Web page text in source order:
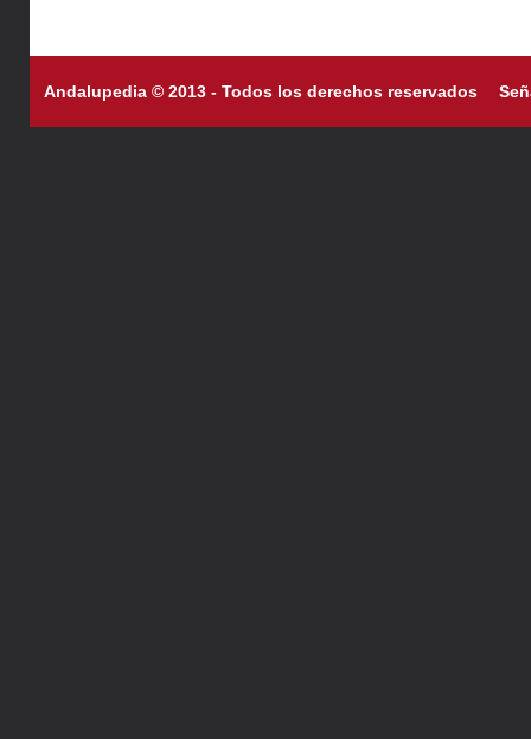
Andalupedia © 2013 - Todos los derechos reservados